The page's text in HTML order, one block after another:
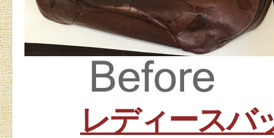
レディースバ